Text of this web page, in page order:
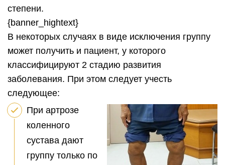
степени.
{banner_hightext}
В некоторых случаях в виде исключения группу
может получить и пациент, у которого
классифицируют 2 стадию развития
заболевания. При этом следует учесть
следующее:
При артрозе
коленного
сустава дают
группу только по